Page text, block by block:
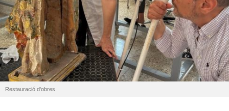
Restauració d'obres